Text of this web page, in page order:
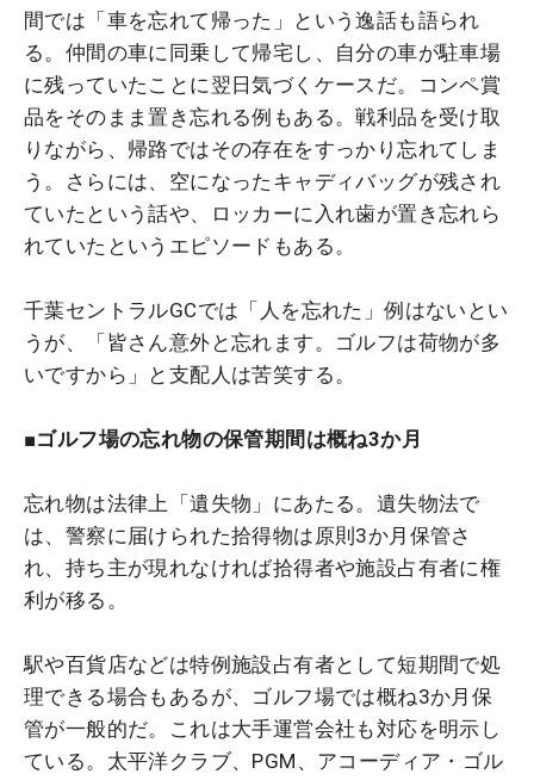
間では「車を忘れて帰った」という逸話も語られ
る。仲間の車に同乗して帰宅し、自分の車が駐車場
に残っていたことに翌日気づくケースだ。コンペ賞
品をそのまま置き忘れる例もある。戦利品を受け取
りながら、帰路ではその存在をすっかり忘れてしま
う。さらには、空になったキャディバッグが残され
ていたという話や、ロッカーに入れ歯が置き忘れら
れていたというエピソードもある。
千葉セントラルGCでは「人を忘れた」例はないとい
うが、「皆さん意外と忘れます。ゴルフは荷物が多
いですから」と支配人は苦笑する。
■ゴルフ場の忘れ物の保管期間は概ね3か月
忘れ物は法律上「遺失物」にあたる。遺失物法で
は、警察に届けられた拾得物は原則3か月保管さ
れ、持ち主が現れなければ拾得者や施設占有者に権
利が移る。
駅や百貨店などは特例施設占有者として短期間で処
理できる場合もあるが、ゴルフ場では概ね3か月保
管が一般的だ。これは大手運営会社も対応を明示し
ている。太平洋クラブ、PGM、アコーディア・ゴル